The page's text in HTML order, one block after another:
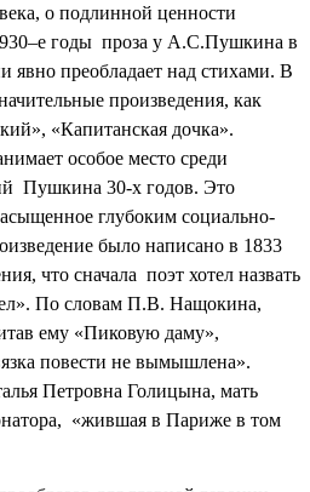
о подлинной ценности
годы проза у А.С.Пушкина в
явно преобладает над стихами. В
произведения, как
«Капитанская дочка».
особое место среди
Пушкина 30-х годов. Это
глубоким социально-
было написано в 1833
что сначала поэт хотел назвать
По словам П.В. Нащокина,
ему «Пиковую даму»,
повести не вымышлена».
Петровна Голицына, мать
«жившая в Париже в том